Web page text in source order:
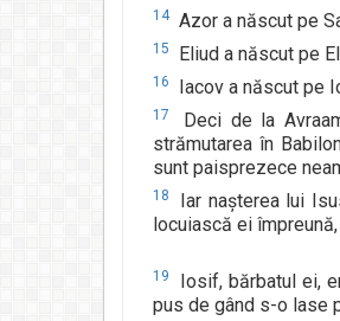
14 Azor a născut pe
15 Eliud a născut pe
16 Iacov a născut pe
17
Deci de la
strămutarea în
sunt paisprezece
18
Iar naşterea lui
locuiască ei
19
Iosif, bărbatul ei,
pus de gând s-o lase